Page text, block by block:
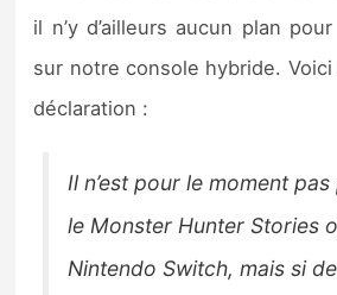
il n’y d’ailleurs aucun plan
sur notre console hybride. Voici
déclaration :
Il n’est pour le moment
le Monster Hunter Stories
Nintendo Switch, mais si